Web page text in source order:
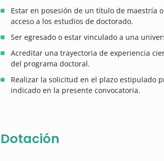
Estar en posesión de un título de maestría
acceso a los estudios de doctorado.
Ser egresado o estar vinculado a una
Acreditar una trayectoria de experiencia
del programa doctoral.
Realizar la solicitud en el plazo estipulado
indicado en la presente convocatoria.
Dotación